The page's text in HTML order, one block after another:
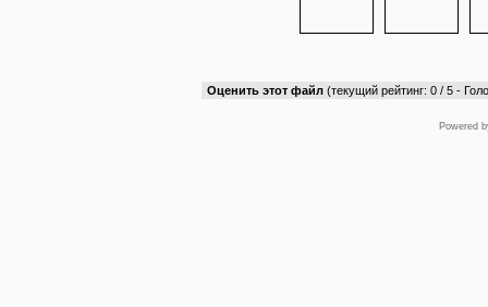
Оценить этот файл (текущий рейтинг: 0 / 5 -
Powered